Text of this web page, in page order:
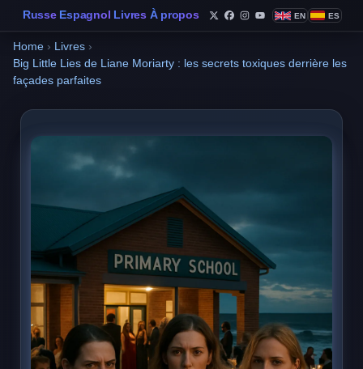
Russe Espagnol Livres À propos
Follow Philippe de Foy
Follow Philippe de
Follow Philippe de
Follow Philippe
EN ES
Home › Livres ›
Big Little Lies de Liane Moriarty : les secrets toxiques derrière les
façades parfaites